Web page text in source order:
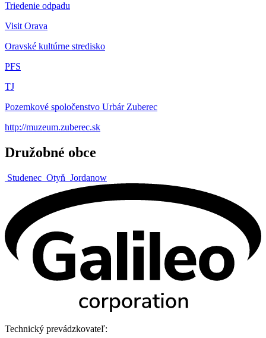
Triedenie odpadu
Visit Orava
Oravské kultúrne stredisko
PFS
TJ
Pozemkové spoločenstvo Urbár Zuberec
http://muzeum.zuberec.sk
Družobné obce
Studenec Otyň Jordanow
Technický prevádzkovateľ: